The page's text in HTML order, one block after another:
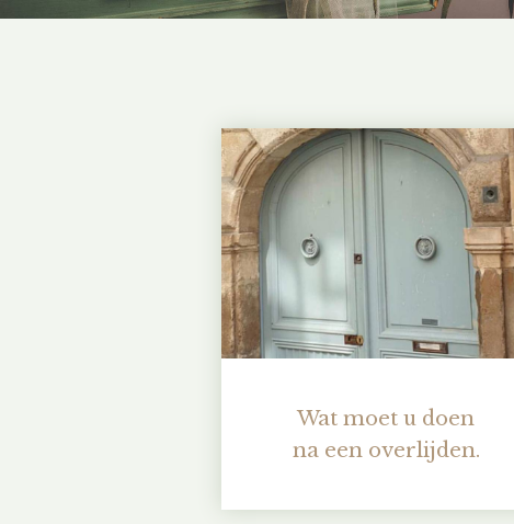
Wat moet u doen
na een overlijden.